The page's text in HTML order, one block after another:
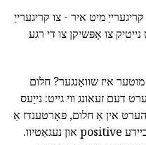
מיט איר - צו קריגערייַ
צו אָפּשיקן צו די רגע
איז שוואַנגער? חלום
דעם זעאונג ווי גייט: נייַעס
אין אַ חלום, פּאָרטענדז אַ
מאָומענטאַס טוישן. אַזוי זיי קענען זיין ביידע positive און נעגאַטיוו.